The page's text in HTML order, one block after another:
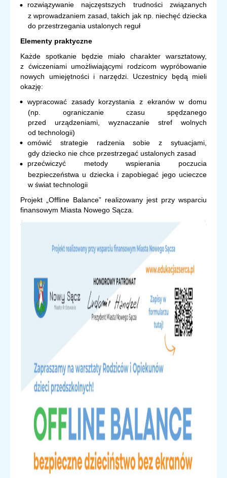
rozwiązywanie najczęstszych trudności związanych
z wprowadzaniem zasad, takich jak np. niechęć dziecka
do przestrzegania ustalonych reguł
Elementy praktyczne
Każde spotkanie będzie miało charakter warsztatowy,
z ćwiczeniami umożliwiającymi rodzicom wypróbowanie
nowych umiejętności i narzędzi. Uczestnicy będą mieli
okazję:
wypracować zasady korzystania z ekranów w domu
(np. ograniczanie czasu spędzanego
przed urządzeniami, wyznaczanie stref wolnych
od technologii)
omówić strategie radzenia sobie z sytuacjami,
gdy dziecko nie chce przestrzegać ustalonych zasad
przećwiczyć metody wspierania poczucia
bezpieczeństwa u dziecka i zapobiegać jego ucieczce
w świat technologii
Projekt „Offline Balance” realizowany jest przy wsparciu
finansowym Miasta Nowego Sącza.